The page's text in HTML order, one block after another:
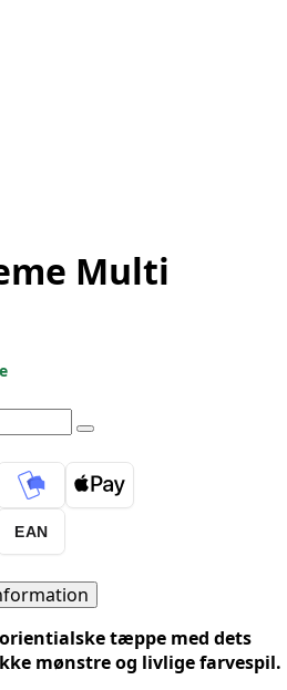
Multi
EAN
tæppe med dets
mønstre og livlige farvespil.